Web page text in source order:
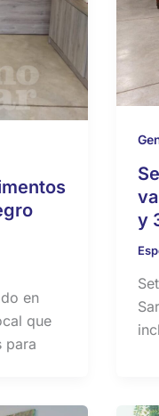
en
que
para
y